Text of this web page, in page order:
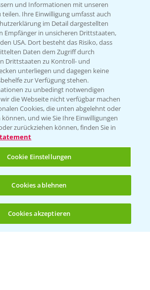
(noch 4)
30-20220
Sie uns
Datenschutzerklärung
Deutschland GmbH
und Informationen mit unseren
Ihre Einwilligung umfasst auch
im Detail dargestellten
Empfänger in unsicheren Drittstaaten,
USA. Dort besteht das Risiko, dass
Daten dem Zugriff durch
Drittstaaten zu Kontroll- und
unterliegen und dagegen keine
zur Verfügung stehen.
zu unbedingt notwendigen
die Webseite nicht verfügbar machen
Cookies, die unten abgelehnt oder
und wie Sie Ihre Einwilligungen
zurückziehen können, finden Sie in
Cookie Einstellungen
Cookies ablehnen
Cookies akzeptieren